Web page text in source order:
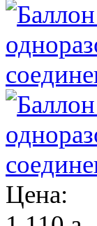
Цена: